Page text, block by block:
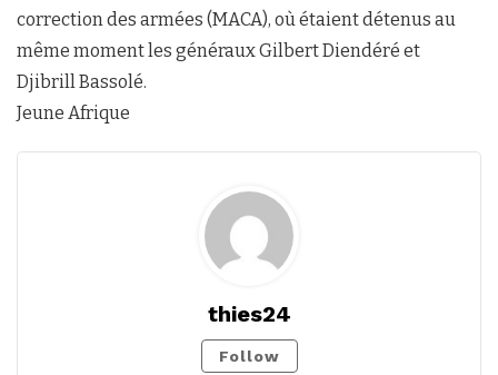
correction des armées (MACA), où étaient détenus au
même moment les généraux Gilbert Diendéré et
Djibrill Bassolé.
Jeune Afrique
thies24
Follow